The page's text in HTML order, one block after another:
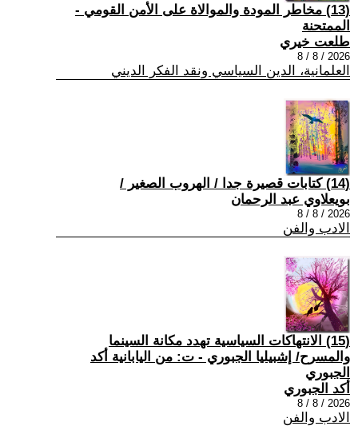
(13) مخاطر المودة والموالاة على الأمن القومي -
الممتحنة
طلعت خيري
2026 / 8 / 8
العلمانية، الدين السياسي ونقد الفكر الديني
(14) كتابات قصيرة جدا / الهروب الصغير /
بويعلاوي عبد الرحمان
2026 / 8 / 8
الادب والفن
(15) الانتهاكات السياسية تهدد مكانة السينما
والمسرح/ إشبيليا الجبوري - ت: من اليابانية أكد
الجبوري
أكد الجبوري
2026 / 8 / 8
الادب والفن